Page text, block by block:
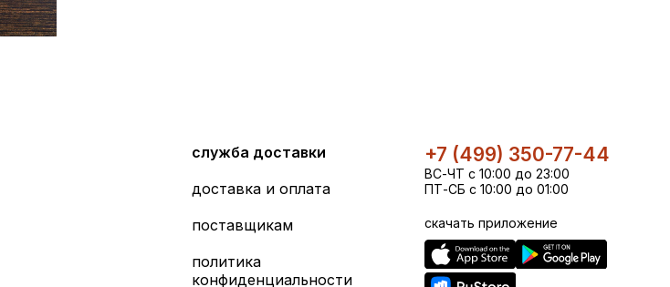
служба доставки
доставка и оплата
поставщикам
политика
конфиденциальности
+7 (499) 350-77-44
ВС-ЧТ с 10:00 до 23:00
ПТ-СБ с 10:00 до 01:00
скачать приложение